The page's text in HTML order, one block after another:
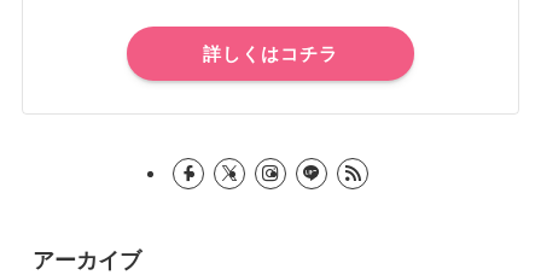
詳しくはコチラ
アーカイブ